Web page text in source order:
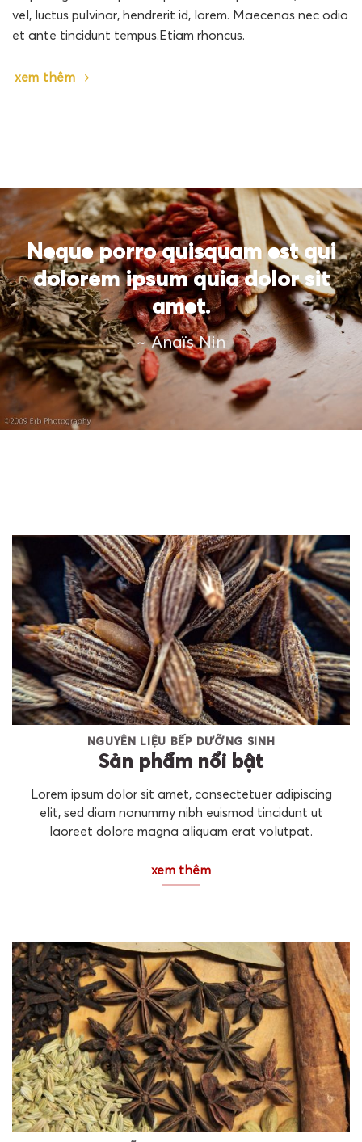
vel, luctus pulvinar, hendrerit id, lorem. Maecenas nec odio
et ante tincidunt tempus.Etiam rhoncus.
xem thêm
Neque porro quisquam est qui
dolorem ipsum quia dolor sit
amet.
~ Anaïs Nin
NGUYÊN LIỆU BẾP DƯỠNG SINH
Sản phẩm nổi bật
Lorem ipsum dolor sit amet, consectetuer adipiscing
elit, sed diam nonummy nibh euismod tincidunt ut
laoreet dolore magna aliquam erat volutpat.
xem thêm